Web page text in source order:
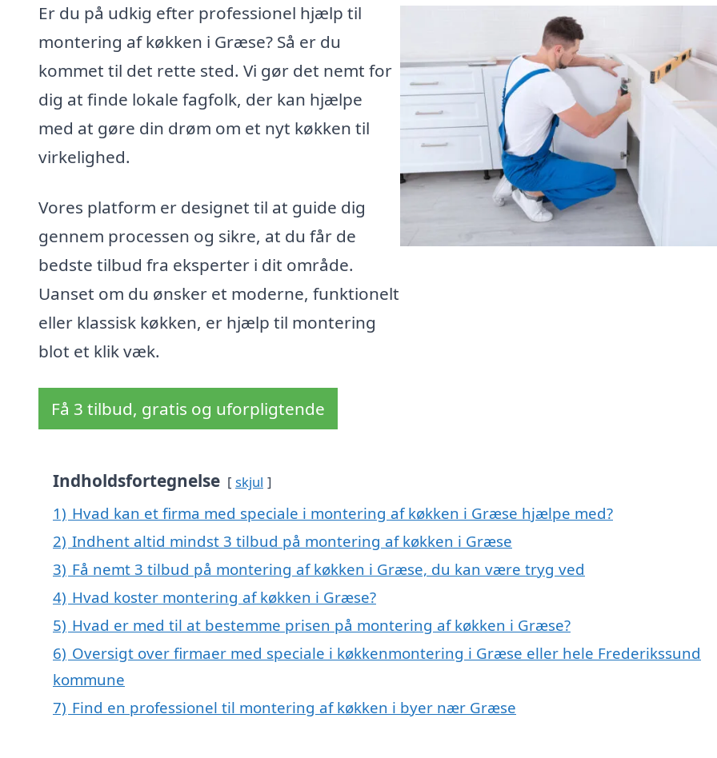
Er du på udkig efter professionel hjælp til
montering af køkken i Græse? Så er du
kommet til det rette sted. Vi gør det nemt for
dig at finde lokale fagfolk, der kan hjælpe
med at gøre din drøm om et nyt køkken til
virkelighed.
Vores platform er designet til at guide dig
gennem processen og sikre, at du får de
bedste tilbud fra eksperter i dit område.
Uanset om du ønsker et moderne, funktionelt
eller klassisk køkken, er hjælp til montering
blot et klik væk.
Få 3 tilbud, gratis og uforpligtende
Indholdsfortegnelse skjul
1) Hvad kan et firma med speciale i montering af køkken i Græse hjælpe med?
2) Indhent altid mindst 3 tilbud på montering af køkken i Græse
3) Få nemt 3 tilbud på montering af køkken i Græse, du kan være tryg ved
4) Hvad koster montering af køkken i Græse?
5) Hvad er med til at bestemme prisen på montering af køkken i Græse?
6) Oversigt over firmaer med speciale i køkkenmontering i Græse eller hele Frederikssund
kommune
7) Find en professionel til montering af køkken i byer nær Græse